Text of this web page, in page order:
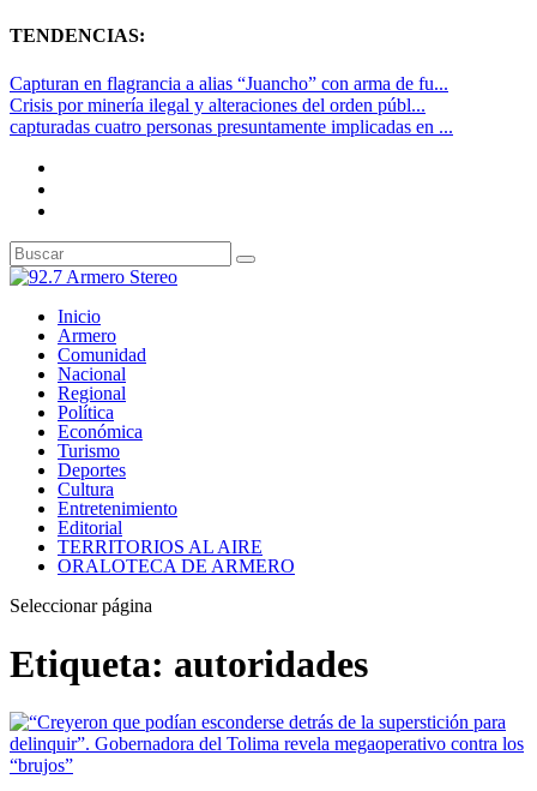
TENDENCIAS:
Capturan en flagrancia a alias “Juancho” con arma de fu...
Crisis por minería ilegal y alteraciones del orden públ...
capturadas cuatro personas presuntamente implicadas en ...
Inicio
Armero
Comunidad
Nacional
Regional
Política
Económica
Turismo
Deportes
Cultura
Entretenimiento
Editorial
TERRITORIOS AL AIRE
ORALOTECA DE ARMERO
Seleccionar página
Etiqueta: autoridades